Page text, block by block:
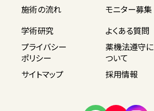
施術の流れ
モニター募集
学術研究
よくある質問
プライバシー
ポリシー
薬機法遵守に
ついて
サイトマップ
採用情報